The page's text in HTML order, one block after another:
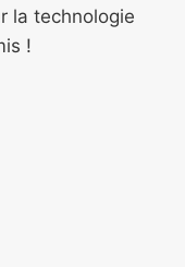
la technologie
!